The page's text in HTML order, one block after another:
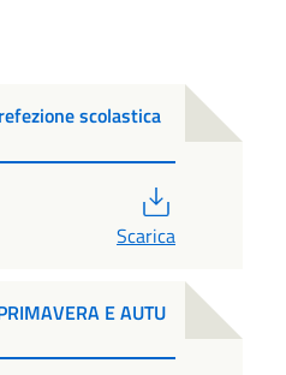
scolastica
Scarica
E AUTU